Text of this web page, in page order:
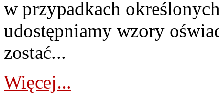
w przypadkach
udostępniamy wzory
zostać...
Więcej...